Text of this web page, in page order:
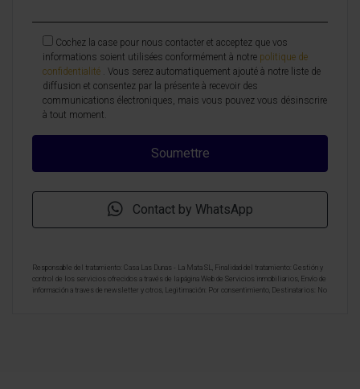
Cochez la case pour nous contacter et acceptez que vos
informations soient utilisées conformément à notre politique de
confidentialité . Vous serez automatiquement ajouté à notre liste de
diffusion et consentez par la présente à recevoir des
communications électroniques, mais vous pouvez vous désinscrire
à tout moment.
Contact by WhatsApp
Responsable del tratamiento: Casa Las Dunas - La Mata SL, Finalidad del tratamiento: Gestión y
control de los servicios ofrecidos a través de la página Web de Servicios inmobiliarios, Envío de
información a traves de newsletter y otros, Legitimación: Por consentimiento, Destinatarios: No